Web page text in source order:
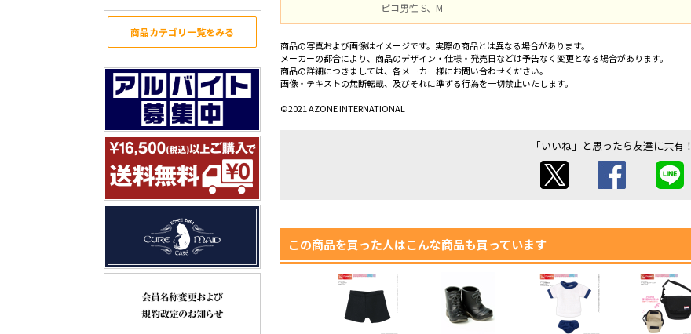
商品カテゴリ一覧をみる
ピコ男性 S、M
商品の写真および画像はイメージです。実際の商品とは異なる場合があります。
メーカーの都合により、商品のデザイン・仕様・発売日などは予告なく変更となる場合があります。
商品の詳細につきましては、各メーカー様にお問い合わせください。
画像・テキストの無断転載、及びそれに準ずる行為を一切禁止いたします。
©2021 AZONE INTERNATIONAL
「いいね」と思ったら友達に共有！
この商品を買った人はこんな商品も買っています